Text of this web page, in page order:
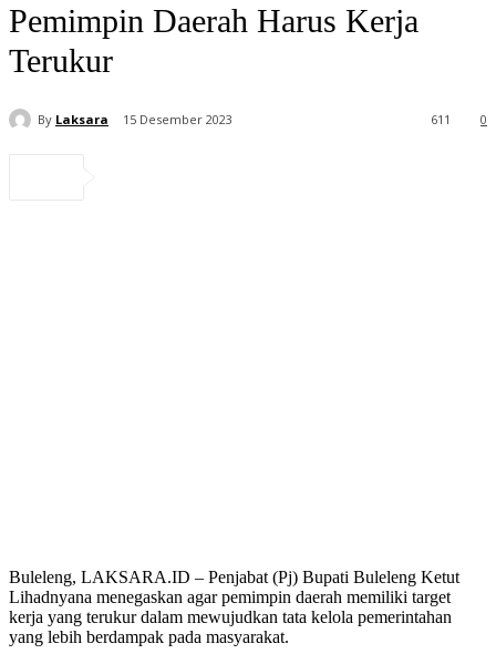
Pemimpin Daerah Harus Kerja
Terukur
By Laksara 15 Desember 2023 0
611
Buleleng, LAKSARA.ID – Penjabat (Pj) Bupati Buleleng Ketut
Lihadnyana menegaskan agar pemimpin daerah memiliki target
kerja yang terukur dalam mewujudkan tata kelola pemerintahan
yang lebih berdampak pada masyarakat.